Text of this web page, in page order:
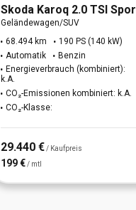
Skoda Karoq 2.0 TSI Sportline 4x4 OPF (EURO 6d)
Geländewagen/SUV
68.494 km
190 PS (140 kW)
Automatik
Benzin
Energieverbrauch (kombiniert):
k.A.
CO₂-Emissionen kombiniert: k.A.
CO₂-Klasse:
29.440 € / Kaufpreis
199 € / mtl